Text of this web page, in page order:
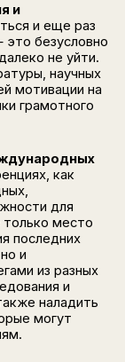
и
и еще раз
безусловно
не уйти.
научных
мотивации на
грамотного
как
для
только место
последних
и
из разных
и
наладить
могут